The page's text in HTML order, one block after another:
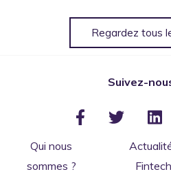
Regardez tous
Suivez-
Qui nous
sommes ?
Fintech